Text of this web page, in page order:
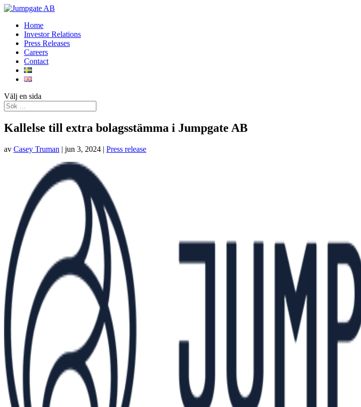
Home
Investor Relations
Press Releases
Careers
Contact
Välj en sida
Kallelse till extra bolagsstämma i Jumpgate AB
av Casey Truman | jun 3, 2024 | Press release